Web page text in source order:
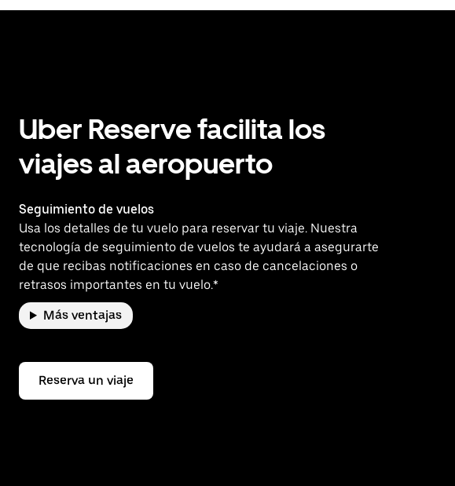
Uber Reserve facilita los
viajes al aeropuerto
Seguimiento de vuelos
Usa los detalles de tu vuelo para reservar tu viaje. Nuestra
tecnología de seguimiento de vuelos te ayudará a asegurarte
de que recibas notificaciones en caso de cancelaciones o
retrasos importantes en tu vuelo.*
Más ventajas
Reserva un viaje